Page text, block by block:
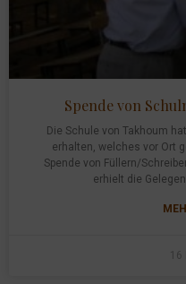
Spende von
Die Schule von Takhoum
erhalten, welches vor Ort
Spende von Füllern/
erhielt die